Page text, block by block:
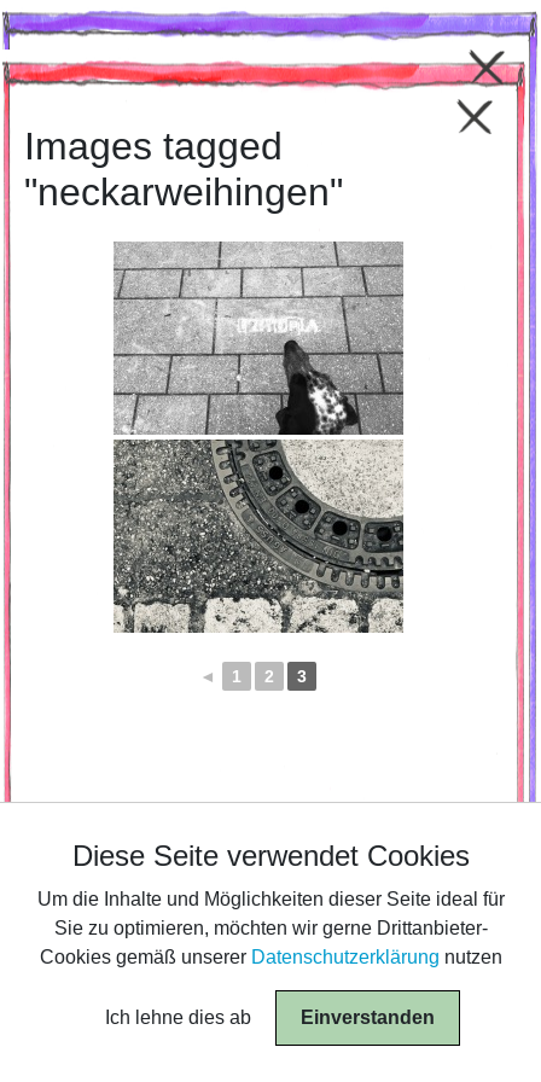
Terminkalender
Images tagged
"neckarweihingen"
◄ 1 2 3
© 2026 Tanz- und Theaterwerkstatt Ludwigsburg
Datenschutzerklärung
Diese Seite verwendet Cookies
Um die Inhalte und Möglichkeiten dieser Seite ideal für
Sie zu optimieren, möchten wir gerne Drittanbieter-
Cookies gemäß unserer Datenschutzerklärung nutzen
Ich lehne dies ab Einverstanden
Diese Seite verwendet Cookies
Um die Inhalte und Möglichkeiten dieser Seite ideal für
Sie zu optimieren, möchten wir gerne Drittanbieter-
Cookies gemäß unserer Datenschutzerklärung nutzen
Ich lehne dies ab Einverstanden